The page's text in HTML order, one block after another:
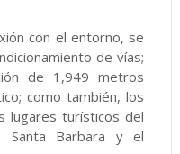
con el entorno, se
de vías;
de 1,949 metros
como también, los
lugares turísticos del
Santa Barbara y el